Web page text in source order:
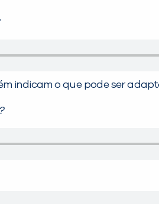
indicam o que pode ser